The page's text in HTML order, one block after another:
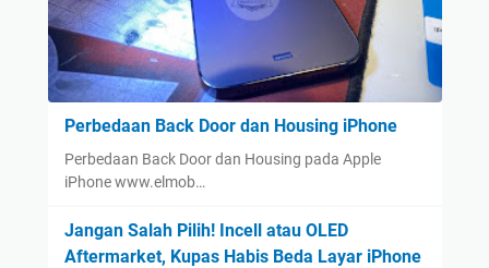
Perbedaan Back Door dan Housing iPhone
Perbedaan Back Door dan Housing pada Apple
iPhone www.elmob…
Jangan Salah Pilih! Incell atau OLED
Aftermarket, Kupas Habis Beda Layar iPhone